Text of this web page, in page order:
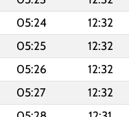
05:24 12:32
05:25 12:32
05:26 12:32
05:27 12:32